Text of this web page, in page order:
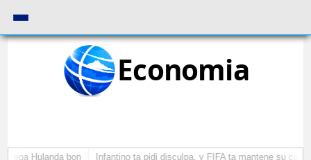
Economia
Hulanda bon Infantino ta pidi disculpa, y FIFA ta mantene su como